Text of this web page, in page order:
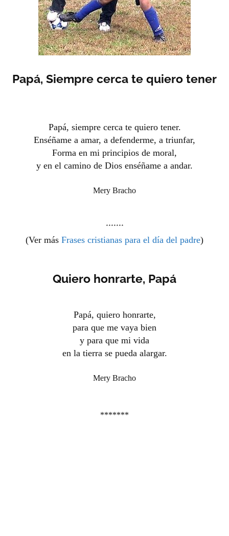
Papá, Siempre cerca te quiero tener
Papá, siempre cerca te quiero tener.
Enséñame a amar, a defenderme, a triunfar,
Forma en mi principios de moral,
y en el camino de Dios enséñame a andar.
Mery Bracho
*******
(Ver más Frases cristianas para el día del padre)
Quiero honrarte, Papá
Papá, quiero honrarte,
para que me vaya bien
y para que mi vida
en la tierra se pueda alargar.
Mery Bracho
*******